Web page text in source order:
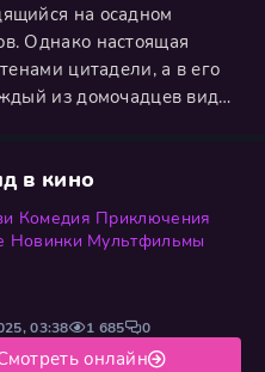
на осадном
Однако настоящая
цитадели, а в его
из домочадцев видит
учёный-рыба
богиня Делирия — все
в кино
Комедия Приключения
Новинки Мультфильмы
03:38 1 685 0
онлайн